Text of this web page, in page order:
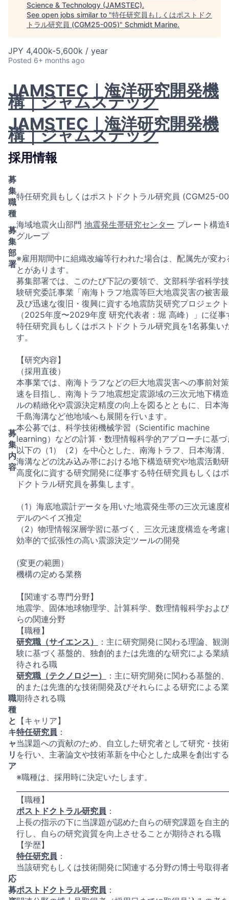
Science & Technology (JAMSTEC).
See open jobs similar to "特任研究員もしくはポストドク
トラル研究員 (CGM25-005)" Schmidt Marine.
JPY 4,400k-5,600k / year
Posted 6+ months ago
JAMSTEC｜海洋研究開発機
構｜ジャムステック
JAMSTEC｜海洋研究開発機
構｜ジャムステック
採用情報
募
集
職
種
特任研究員もしくはポストドクトラル研究員 (CGM25-
募
集
部
署
海域地震火山部門 地震発生帯研究センター プレート構造
グループ
※雇用期間中に組織改編等行われた場合は、配属先が変わ
とがあります。
募
集
内
容
募集部署では、このたび下記の要領で、文部科学省科学
験研究委託事業「南海トラフ地震等巨大地震災害の被害
及び迅速な復旧・復興に資する地震防災研究プロジェクト
（2025年度〜2029年度 研究代表者：堀 高峰）」に従事
特任研究員もしくはポストドクトラル研究員を1名募集い
す。
【研究内容】
（採用直後）
本事業では、南海トラフなどの巨大地震災害への事前対
速を目指し、南海トラフ地震想定震源域の三次元地下構
ルの精緻化や震源決定精度の向上を図るとともに、日本
千島海溝など他地域へも展開を行います。
本公募では、科学技術機械学習（Scientific machine
learning）などの計算・数理情報科学的アプローチに基づ
以下の（1）（2）を中心とした、南海トラフ、日本海溝
海溝などの沈み込み帯における地下構造研究や地震活動
高度化に資する研究開発に従事する特任研究員もしくは
ドクトラル研究員を募集します。
（1）海底地震計データを用いた地震発生帯の三次元速度
デルのベイズ推定
（2）物理情報深層学習に基づく、三次元速度構造を考慮
効率的で拡張性の高い震源決定ツールの開発
(変更の範囲）
機構の定める業務
【関連する専門分野】
地震学、固体地球物理学、計算科学、数理情報科学およ
らの関連分野
職
種
と
キ
ャ
リ
ア
【職種】
研究職（サイエンス）
：主に研究開発に関わる理論、観
験に基づく基盤的、独創的または先進的な研究による業
待される職
研究職（テクノロジー）
：主に研究開発に関わる基盤的
的または先進的な技術開発及びそれらによる研究による
期待される職
【キャリア】
特任研究員 ：
当課題への貢献のため、自立した研究者として研究・技
を行い、主著論文や技術革新を中心とした成果を創出す
※職種は、採用時に決定いたします。
【職種】
ポストドクトラル研究員 ：
上長の指示の下に当課題が認めた自らの研究課題を自主
行し、自らの研究資質を向上させることが期待される職
応
募
【学歴】
特任研究員 ：
当該研究もしくは技術開発に関連する分野の博士号取得者
ポストドクトラル研究員 ：